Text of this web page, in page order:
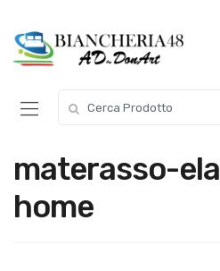
navigazione
questo
step
materasso-
home